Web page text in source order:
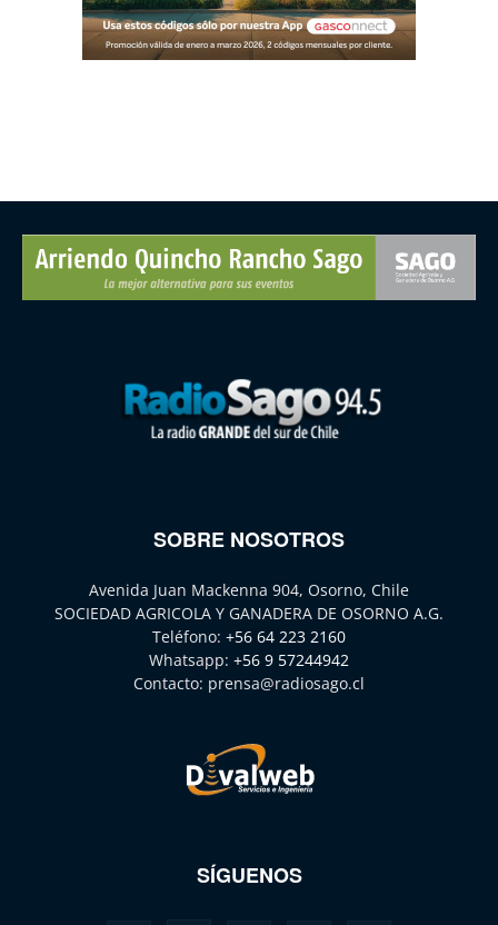
SOBRE NOSOTROS
Avenida Juan Mackenna 904, Osorno, Chile
SOCIEDAD AGRICOLA Y GANADERA DE OSORNO A.G.
Teléfono: +56 64 223 2160
Whatsapp: +56 9 57244942
Contacto: prensa@radiosago.cl
SÍGUENOS